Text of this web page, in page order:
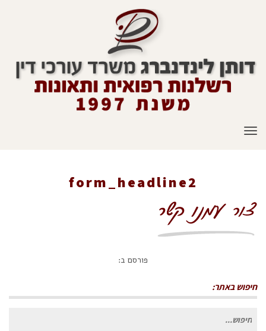
תפריט
form_headline2
פורסם ב:
חיפוש באתר:
חיפוש